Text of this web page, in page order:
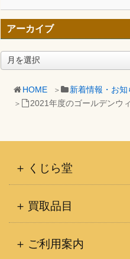
HOME
新着情報・お知
2021年度のゴールデンウ
アーカイブ
ア
ー
くじら堂
買取品目
ご利用案内